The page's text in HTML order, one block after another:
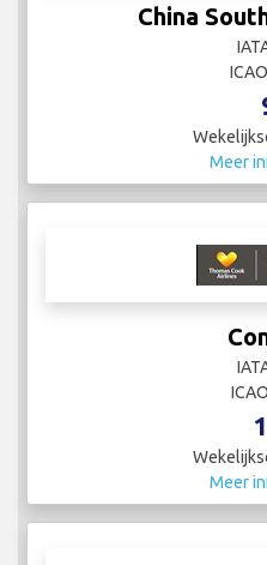
China
Meer
Meer